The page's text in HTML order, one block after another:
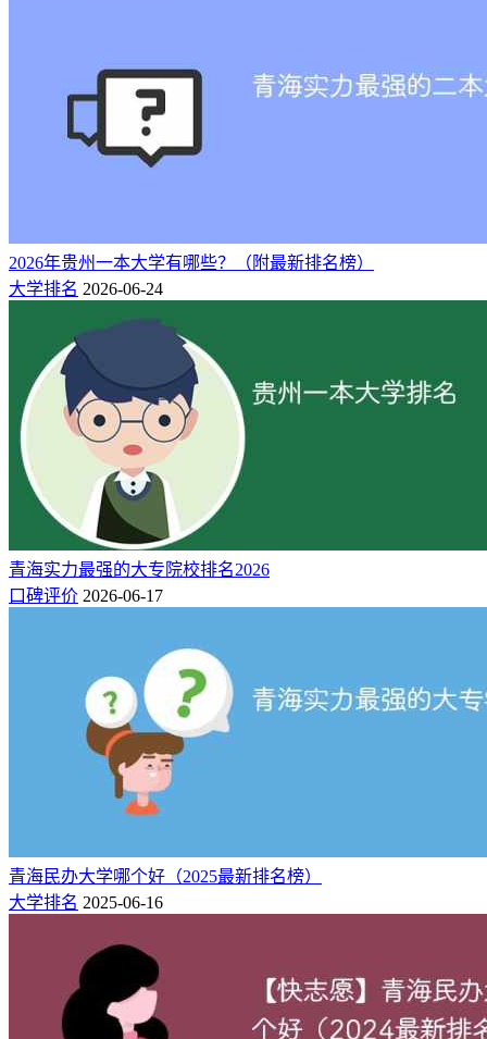
青海大学昆仑学院位于青海省西宁市生物科技产业园，是2004
年经教育部批准设立，由青海大学举办的独立学院，也是青海
省唯一一所全日制普通本科独立学院。 学院依托青海大学办
学，共享青海大学的师资、实验室等教育教学资源。学院秉承
注重质量、突出...
相关推荐：
青海省的大学排名（最新排名表）
2026年贵州一本大学有哪些？（附最新排名榜）
大学排名 2026-06-24
青海实力最强的大专院校排名2026
口碑评价 2026-06-17
青海民办大学哪个好（2025最新排名榜）
大学排名 2025-06-16